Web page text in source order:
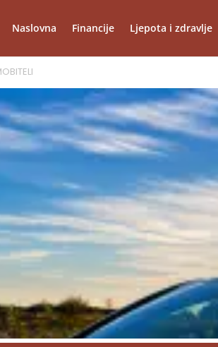
Naslovna Financije Ljepota i zdravlje